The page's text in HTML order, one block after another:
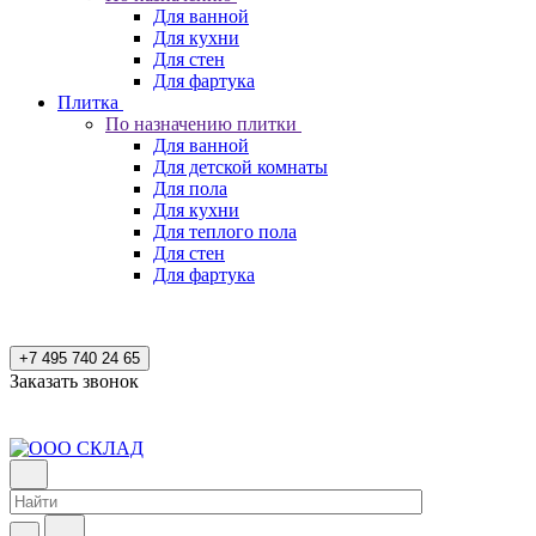
Для ванной
Для кухни
Для стен
Для фартука
Плитка
По назначению плитки
Для ванной
Для детской комнаты
Для пола
Для кухни
Для теплого пола
Для стен
Для фартука
+7 495 740 24 65
Заказать звонок